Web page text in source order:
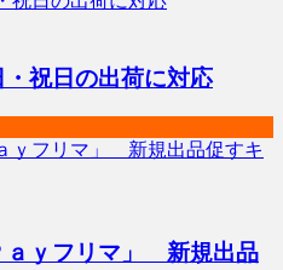
祝日の出荷に対応
ａｙフリマ」 新規出品